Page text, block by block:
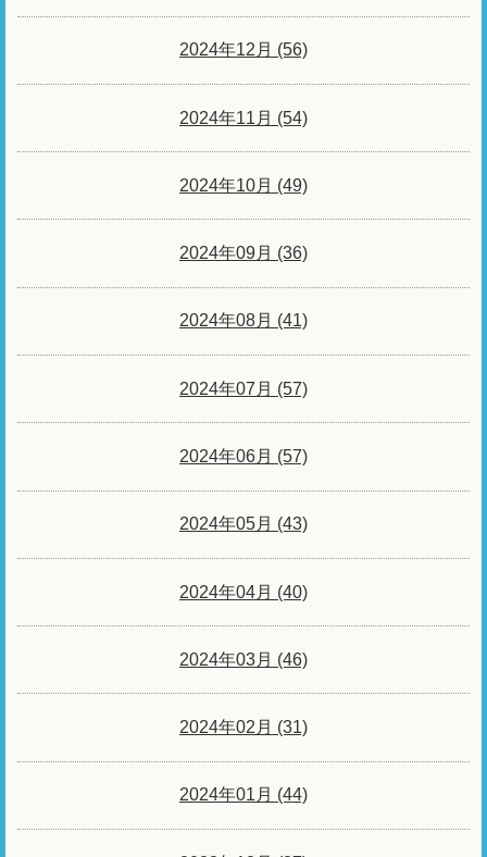
2024年12月 (56)
2024年11月 (54)
2024年10月 (49)
2024年09月 (36)
2024年08月 (41)
2024年07月 (57)
2024年06月 (57)
2024年05月 (43)
2024年04月 (40)
2024年03月 (46)
2024年02月 (31)
2024年01月 (44)